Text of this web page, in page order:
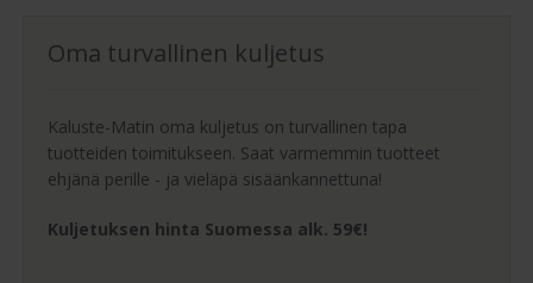
Oma turvallinen kuljetus
Kaluste-Matin oma kuljetus on turvallinen tapa
tuotteiden toimitukseen. Saat varmemmin tuotteet
ehjänä perille - ja vieläpä sisäänkannettuna!
Kuljetuksen hinta Suomessa alk. 59€!